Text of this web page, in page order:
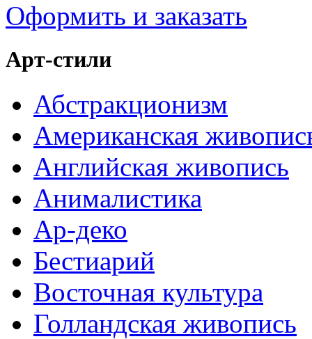
Оформить и заказать
Арт-стили
Абстракционизм
Американская
Английская живопись
Анималистика
Ар-деко
Бестиарий
Восточная культура
Голландская живопись